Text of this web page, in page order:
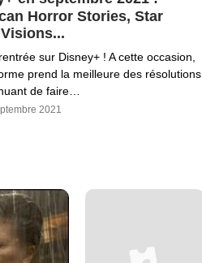
Horror Stories, Star
sur Disney+ ! A cette occasion,
prend la meilleure des résolutions
de faire…
2021